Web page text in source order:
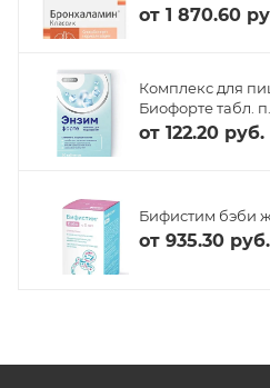
от 1 870.60
Комплекс для
Биофорте табл.
от 122.20 руб.
Бифистим бэби
от 935.30 руб.